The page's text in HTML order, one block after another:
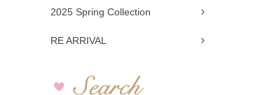
2025 Spring Collection
RE ARRIVAL